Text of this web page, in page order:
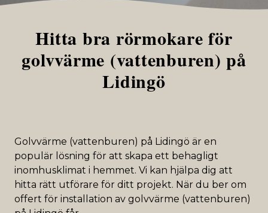
Hitta bra rörmokare för
golvvärme (vattenburen) på
Lidingö
Golvvärme (vattenburen) på Lidingö är en
populär lösning för att skapa ett behagligt
inomhusklimat i hemmet. Vi kan hjälpa dig att
hitta rätt utförare för ditt projekt. När du ber om
offert för installation av golvvärme (vattenburen)